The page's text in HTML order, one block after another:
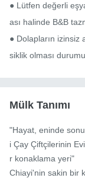
● Lütfen değerli
ası halinde B&B
● Dolapların izinsiz
siklik olması
Mülk Tanımı
"Hayat, eninde
i Çay Çiftçilerinin
r konaklama yeri"
Chiayi'nin sakin bir